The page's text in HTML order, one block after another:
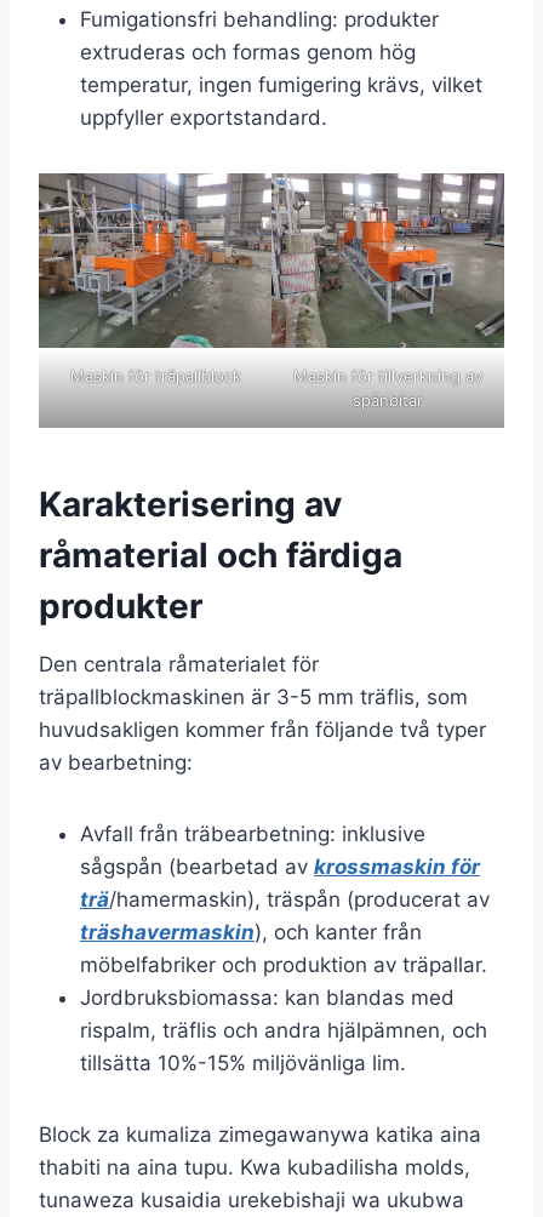
Fumigationsfri behandling: produkter
extruderas och formas genom hög
temperatur, ingen fumigering krävs, vilket
uppfyller exportstandard.
Maskin för träpallblock
Maskin för tillverkning av
spånbitar
Karakterisering av
råmaterial och färdiga
produkter
Den centrala råmaterialet för
träpallblockmaskinen är 3-5 mm träflis, som
huvudsakligen kommer från följande två typer
av bearbetning:
Avfall från träbearbetning: inklusive
sågspån (bearbetad av krossmaskin för
trä/hamermaskin), träspån (producerat av
träshavermaskin), och kanter från
möbelfabriker och produktion av träpallar.
Jordbruksbiomassa: kan blandas med
rispalm, träflis och andra hjälpämnen, och
tillsätta 10%-15% miljövänliga lim.
Block za kumaliza zimegawanywa katika aina
thabiti na aina tupu. Kwa kubadilisha molds,
tunaweza kusaidia urekebishaji wa ukubwa